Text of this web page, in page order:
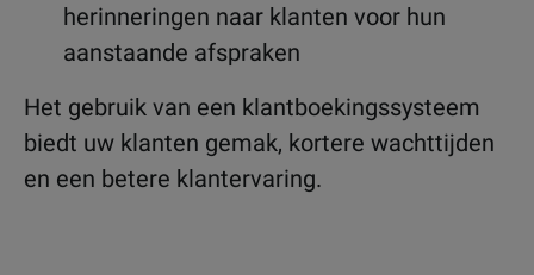
herinneringen naar klanten voor hun
aanstaande afspraken
Het gebruik van een klantboekingssysteem
biedt uw klanten gemak, kortere wachttijden
en een betere klantervaring.